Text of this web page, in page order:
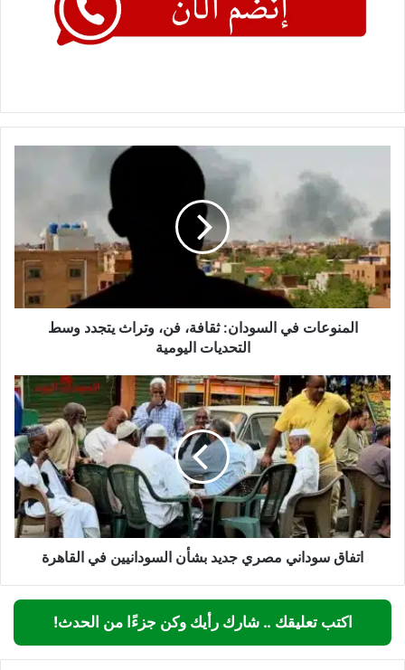
السودان:
ثقافة،
وتراث
يتجدد
وسط
التحديات
المنوعات في السودان: ثقافة، فن، وتراث يتجدد وسط
التحديات اليومية
اتفاق
سوداني
مصري
جديد
بشأن
السودانيين
في
القاهرة
اتفاق سوداني مصري جديد بشأن السودانيين في القاهرة
اكتب تعليقك .. شارك رأيك وكن جزءًا من الحدث!